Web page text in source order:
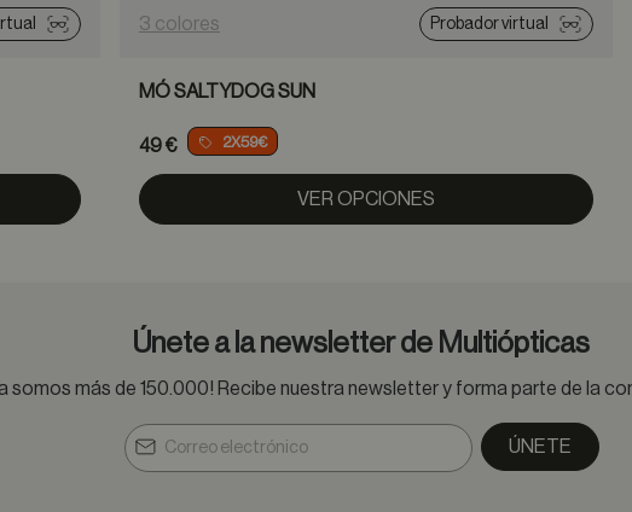
3 colores Probador virtual
MÓ SALTYDOG SUN
49 € 2X59€
VER OPCIONES
Únete a la newsletter de Multiópticas
somos más de 150.000! Recibe nuestra newsletter y forma parte de la
ÚNETE